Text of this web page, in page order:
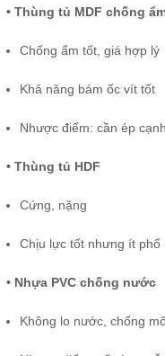
• Thùng tủ MDF chống
Chống ẩm tốt, giá hợp lý
Khả năng bám ốc vít tốt
Nhược điểm: cần ép
• Thùng tủ HDF
Cứng, nặng
Chịu lực tốt nhưng ít phổ
• Nhựa PVC chống nước
Không lo nước, chống